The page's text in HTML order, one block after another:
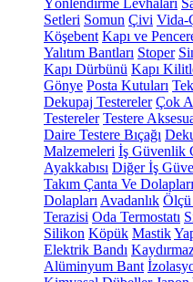
Yönlendirme Levhaları
Setleri Somun Çivi Vida-
Köşebent Kapı ve
Yalıtım Bantları Stoper
Kapı Dürbünü Kapı
Gönye Posta Kutuları
Dekupaj Testereler Çok
Testereler Testere
Daire Testere Bıçağı
Malzemeleri İş Güvenlik
Ayakkabısı Diğer İş
Takım Çanta Ve Dolapları
Dolapları Avadanlık
Terazisi Oda Termostatı
Silikon Köpük Mastik
Elektrik Bandı
Alüminyum Bant